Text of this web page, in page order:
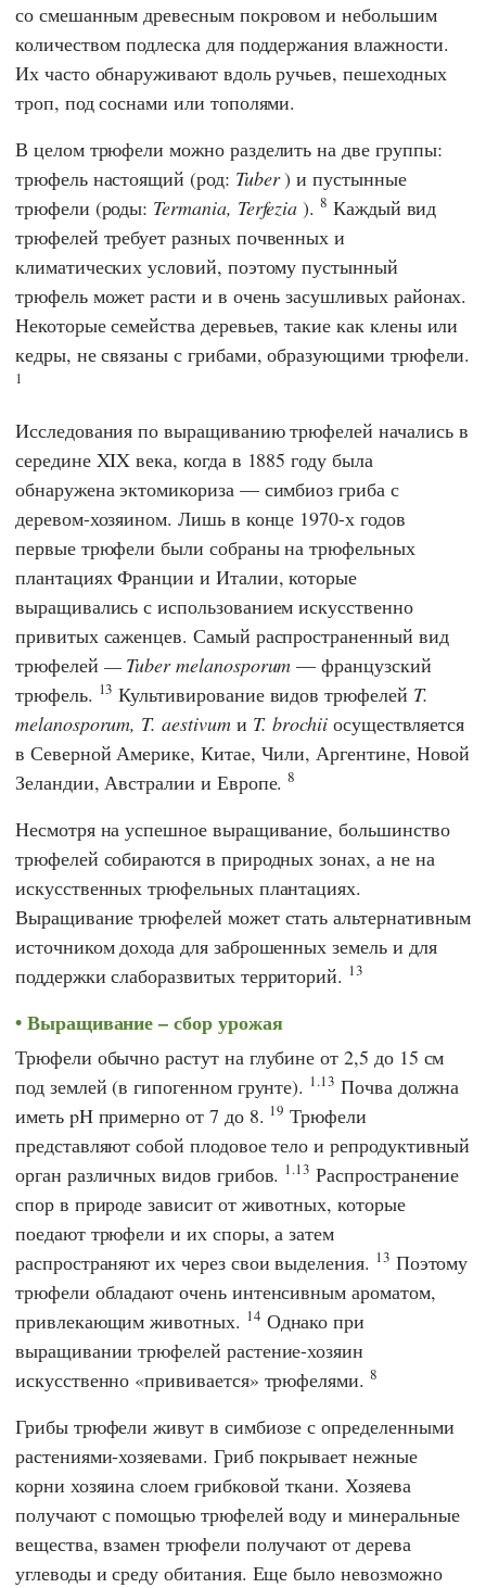
со смешанным древесным покровом и небольшим
количеством подлеска для поддержания влажности.
Их часто обнаруживают вдоль ручьев, пешеходных
троп, под соснами или тополями.
В целом трюфели можно разделить на две группы:
трюфель настоящий (род: Tuber) и пустынные
трюфели (роды: Termania, Terfezia ).8 Каждый вид
трюфелей требует разных почвенных и
климатических условий, поэтому пустынный
трюфель может расти и в очень засушливых районах.
Некоторые семейства деревьев, такие как клены или
кедры, не связаны с грибами, образующими трюфели.
1
Исследования по выращиванию трюфелей начались в
середине XIX века, когда в 1885 году была
обнаружена эктомикориза — симбиоз гриба с
деревом-хозяином. Лишь в конце 1970-х годов
первые трюфели были собраны на трюфельных
плантациях Франции и Италии, которые
выращивались с использованием искусственно
привитых саженцев. Самый распространенный вид
трюфелей — Tuber melanosporum — французский
трюфель. 13 Культивирование видов трюфелей T.
melanosporum, T. aestivumи T. brochiiосуществляется
в Северной Америке, Китае, Чили, Аргентине, Новой
Зеландии, Австралии и Европе.8
Несмотря на успешное выращивание, большинство
трюфелей собираются в природных зонах, а не на
искусственных трюфельных плантациях.
Выращивание трюфелей может стать альтернативным
источником дохода для заброшенных земель и для
поддержки слаборазвитых территорий. 13
Выращивание – сбор урожая
Трюфели обычно растут на глубине от 2,5 до 15 см
под землей (в гипогенном грунте). 1.13 Почва должна
иметь pH примерно от 7 до 8. 19 Трюфели
представляют собой плодовое тело и репродуктивный
орган различных видов грибов. 1.13 Распространение
спор в природе зависит от животных, которые
поедают трюфели и их споры, а затем
распространяют их через свои выделения. 13 Поэтому
трюфели обладают очень интенсивным ароматом,
привлекающим животных. 14 Однако при
выращивании трюфелей растение-хозяин
искусственно «прививается» трюфелями. 8
Грибы трюфели живут в симбиозе с определенными
растениями-хозяевами. Гриб покрывает нежные
корни хозяина слоем грибковой ткани. Хозяева
получают с помощью трюфелей воду и минеральные
вещества, взамен трюфели получают от дерева
углеводы и среду обитания. Еще было невозможно